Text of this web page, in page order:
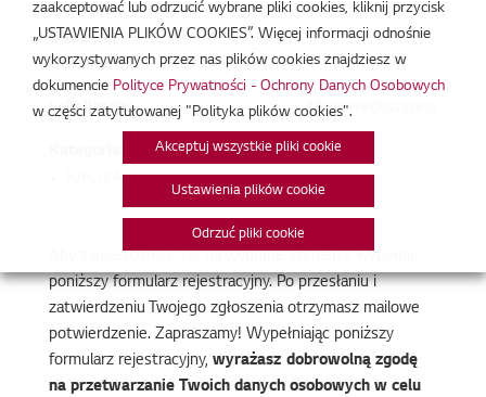
Data:26/11/2019
Godzina:9:00 - 16:00
Mapa niedostępna
Lokalizacja:
RAC/CAC
poniższy formularz rejestracyjny. Po przesłaniu i
zatwierdzeniu Twojego zgłoszenia otrzymasz mailowe
potwierdzenie. Zapraszamy! Wypełniając poniższy
formularz rejestracyjny, wyrażasz dobrowolną zgodę
na przetwarzanie Twoich danych osobowych w celu
zaakceptować lub odrzucić wybrane pliki cookies, kliknij przycisk
„USTAWIENIA PLIKÓW COOKIES”. Więcej informacji odnośnie
wykorzystywanych przez nas plików cookies znajdziesz w
dokumencie Polityce Prywatności - Ochrony Danych Osobowych
w części zatytułowanej "Polityka plików cookies".
Akceptuj wszystkie pliki cookie
Ustawienia plików cookie
Odrzuć pliki cookie